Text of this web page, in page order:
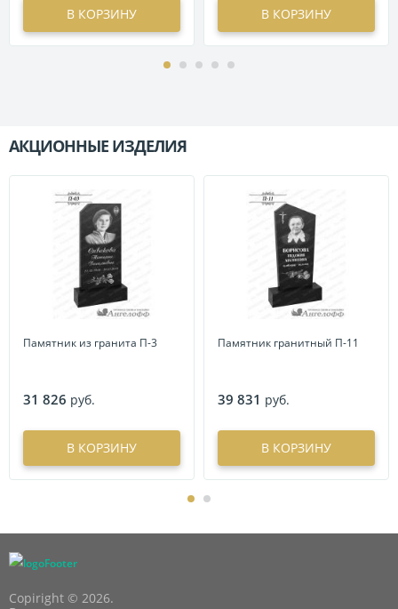
В КОРЗИНУ В КОРЗИНУ
АКЦИОННЫЕ ИЗДЕЛИЯ
Памятник из гранита П-3
31 826 руб.
В КОРЗИНУ
Памятник гранитный П-11
39 831 руб.
В КОРЗИНУ
Copiright © 2026.